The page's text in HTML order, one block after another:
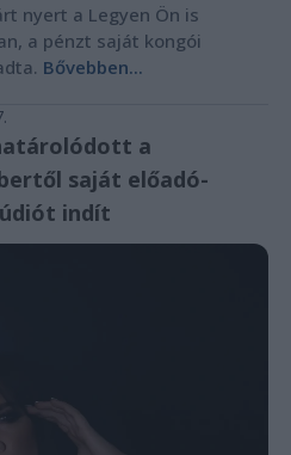
nyert a Legyen Ön is
a pénzt saját kongói
Bővebben...
a
saját előadó-
indít